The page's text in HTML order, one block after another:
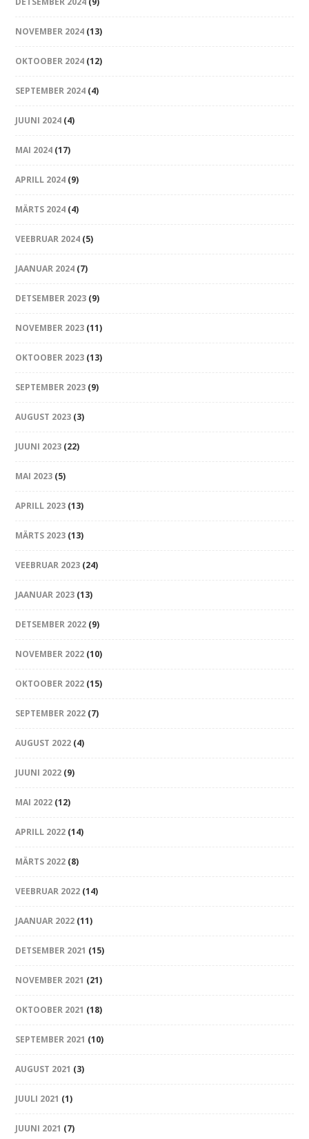
NOVEMBER 2024 (13)
OKTOOBER 2024 (12)
SEPTEMBER 2024 (4)
JUUNI 2024 (4)
MAI 2024 (17)
APRILL 2024 (9)
MÄRTS 2024 (4)
VEEBRUAR 2024 (5)
JAANUAR 2024 (7)
DETSEMBER 2023 (9)
NOVEMBER 2023 (11)
OKTOOBER 2023 (13)
SEPTEMBER 2023 (9)
AUGUST 2023 (3)
JUUNI 2023 (22)
MAI 2023 (5)
APRILL 2023 (13)
MÄRTS 2023 (13)
VEEBRUAR 2023 (24)
JAANUAR 2023 (13)
DETSEMBER 2022 (9)
NOVEMBER 2022 (10)
OKTOOBER 2022 (15)
SEPTEMBER 2022 (7)
AUGUST 2022 (4)
JUUNI 2022 (9)
MAI 2022 (12)
APRILL 2022 (14)
MÄRTS 2022 (8)
VEEBRUAR 2022 (14)
JAANUAR 2022 (11)
DETSEMBER 2021 (15)
NOVEMBER 2021 (21)
OKTOOBER 2021 (18)
SEPTEMBER 2021 (10)
AUGUST 2021 (3)
JUULI 2021 (1)
JUUNI 2021 (7)